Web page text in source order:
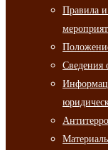
Правила
Сведения